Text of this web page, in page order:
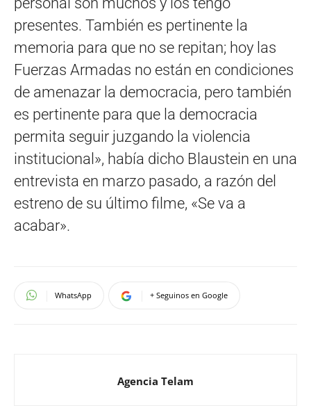
presentes. También es pertinente la
memoria para que no se repitan; hoy las
Fuerzas Armadas no están en condiciones
de amenazar la democracia, pero también
es pertinente para que la democracia
permita seguir juzgando la violencia
institucional», había dicho Blaustein en una
entrevista en marzo pasado, a razón del
estreno de su último filme, «Se va a
acabar».
WhatsApp + Seguinos en Google
Agencia Telam